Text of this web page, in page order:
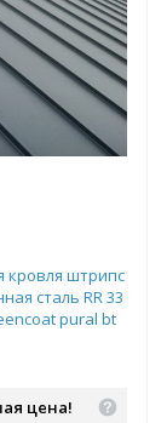
кровля штрипс
сталь RR 33
pural bt
цена!